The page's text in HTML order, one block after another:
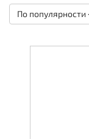
По популярности